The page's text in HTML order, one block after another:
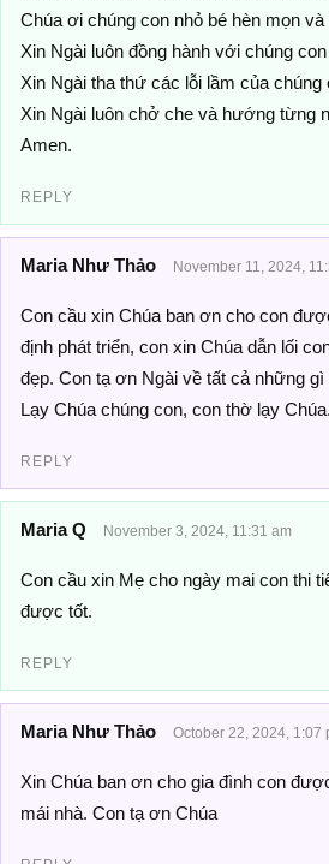
Chúa ơi chúng con nhỏ bé hèn mọn và
Xin Ngài luôn đồng hành với chúng
Xin Ngài tha thứ các lỗi lầm của chúng
Xin Ngài luôn chở che và hướng từng
Amen.
REPLY
Maria Như Thảo November 11, 2024,
Con cầu xin Chúa ban ơn cho con
định phát triển, con xin Chúa dẫn lối
đẹp. Con tạ ơn Ngài về tất cả những gì
Lạy Chúa chúng con, con thờ lạy
REPLY
Maria Q November 3, 2024, 11:31 am
Con cầu xin Mẹ cho ngày mai con thi
được tốt.
REPLY
Maria Như Thảo October 22, 2024, 1:07
Xin Chúa ban ơn cho gia đình con
mái nhà. Con tạ ơn Chúa